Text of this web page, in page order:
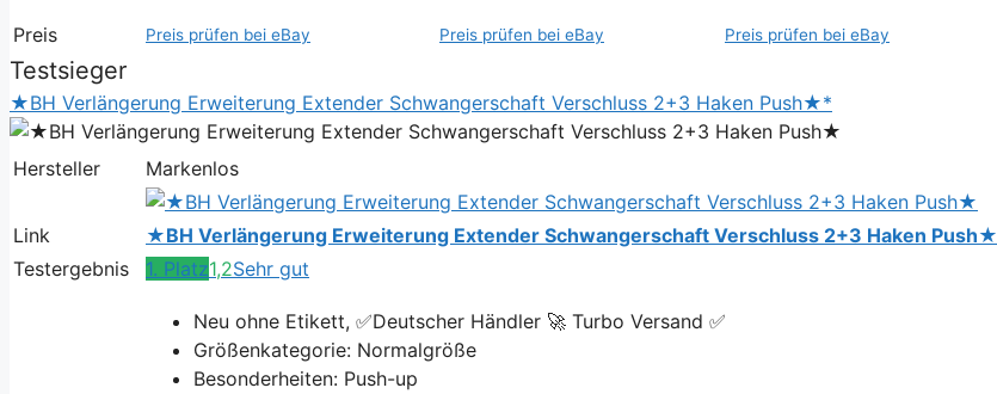
Preis Preis prüfen bei eBay Preis prüfen bei eBay Preis prüfen bei eBay
Testsieger
★BH Verlängerung Erweiterung Extender Schwangerschaft Verschluss 2+3 Haken Push★*
Hersteller Markenlos
Link
★BH Verlängerung Erweiterung Extender Schwangerschaft Verschluss 2+3 Haken Push★
Testergebnis
1. Platz1,2Sehr gut
Neu ohne Etikett, ✅Deutscher Händler 🚀 Turbo Versand ✅
Größenkategorie: Normalgröße
Besonderheiten: Push-up